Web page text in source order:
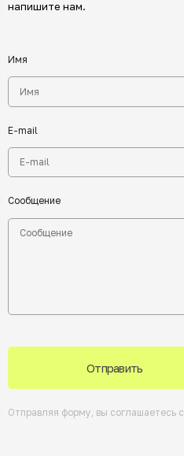
напишите нам.
Имя
E-mail
Сообщение
Отправить
Отправляя форму, вы соглашаетесь с